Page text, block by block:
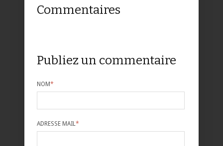
Commentaires
Publiez un commentaire
NOM*
ADRESSE MAIL *